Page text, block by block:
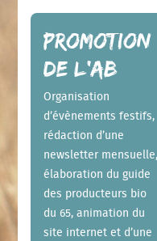
Promotion
de l’AB
Organisation
d’évènements festifs,
rédaction d’une
newsletter mensuelle,
élaboration du guide
des producteurs bio
du 65, animation du
site internet et d’une